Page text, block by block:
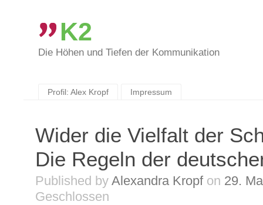
K2
Die Höhen und Tiefen der Kommunikation
Profil: Alex Kropf
Impressum
Wider die Vielfalt der
Die Regeln der
Published by Alexandra Kropf on 29.
Geschlossen